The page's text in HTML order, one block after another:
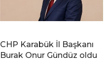
CHP Karabük İl Başkanı
Burak Onur Gündüz oldu